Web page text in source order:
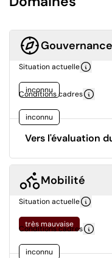
Gouvernance
Situation actuelle
inconnu
Conditions cadres
inconnu
Vers l'évaluation
Mobilité
Situation actuelle
très mauvaise
Conditions cadres
inconnu